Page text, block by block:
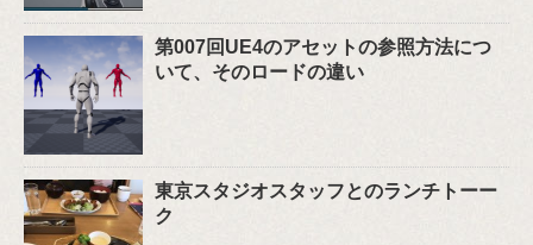
第007回UE4のアセットの参照方法につ
いて、そのロードの違い
東京スタジオスタッフとのランチトーー
ク